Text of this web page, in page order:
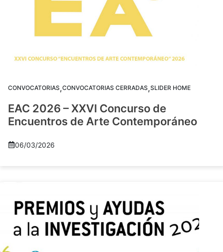
CONVOCATORIAS,CONVOCATORIAS CERRADAS,SLIDER HOME
EAC 2026 – XXVI Concurso de
Encuentros de Arte Contemporáneo
06/03/2026